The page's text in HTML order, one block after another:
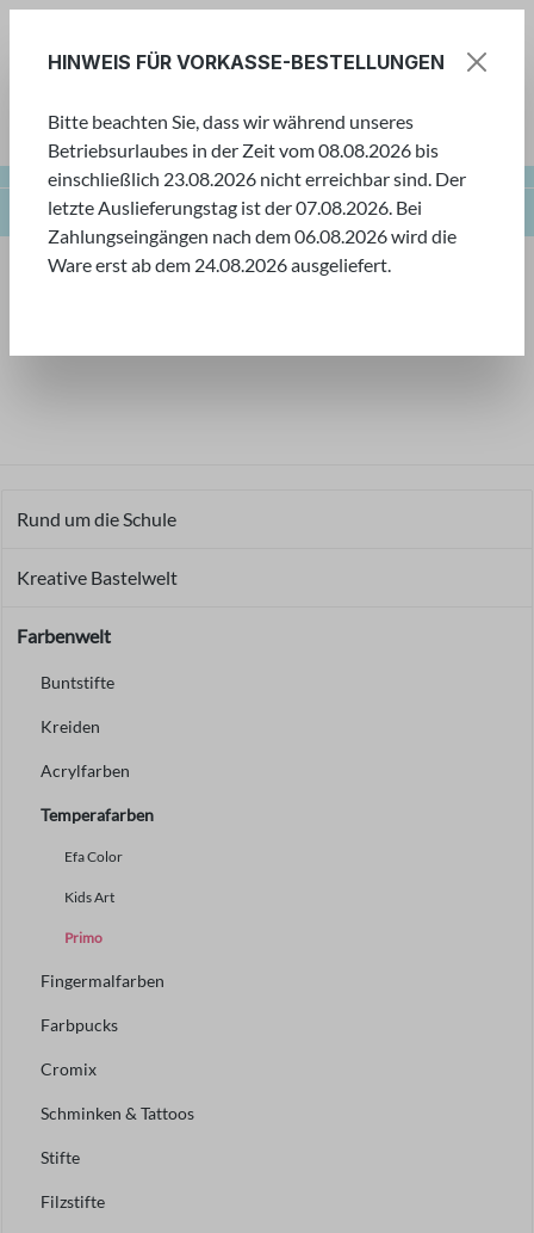
Farbenwelt Temperafarben Primo
Farbenwelt
finden Sie eine große Auswahl an verschiedensten
Rund um die Schule
Kreative Bastelwelt
Farbenwelt
Buntstifte
Kreiden
Acrylfarben
Temperafarben
Efa Color
Kids Art
Primo
Fingermalfarben
Farbpucks
Cromix
Schminken & Tattoos
Stifte
Filzstifte
HINWEIS FÜR VORKASSE-BESTELLUNGEN
Bitte beachten Sie, dass wir während unseres
Betriebsurlaubes in der Zeit vom 08.08.2026 bis
einschließlich 23.08.2026 nicht erreichbar sind. Der
letzte Auslieferungstag ist der 07.08.2026. Bei
Zahlungseingängen nach dem 06.08.2026 wird die
Ware erst ab dem 24.08.2026 ausgeliefert.